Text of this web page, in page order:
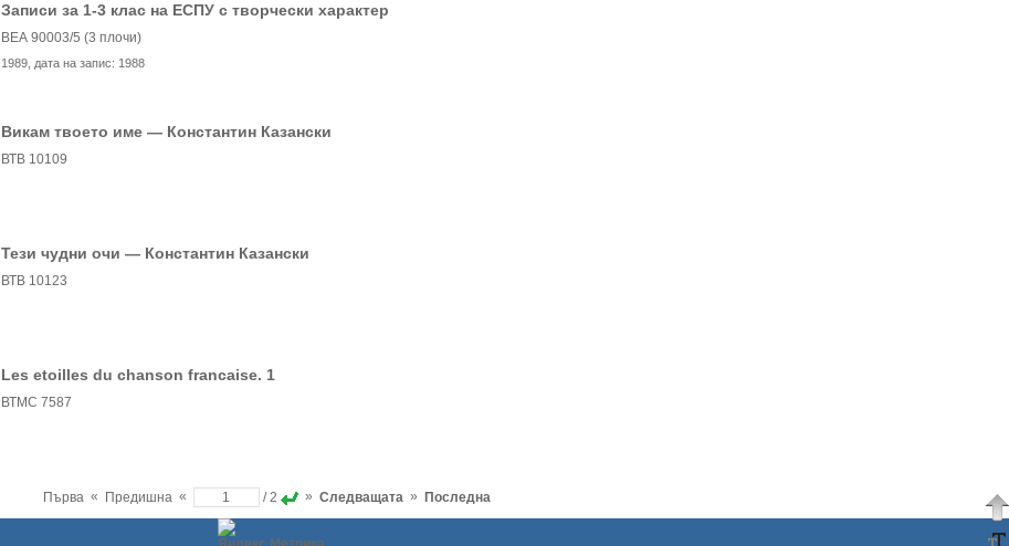
Записи за 1-3 клас на ЕСПУ с творчески характер
ВЕА 90003/5 (3 плочи)
1989 , дата на запис: 1988
Викам твоето име — Константин Казански
ВТВ 10109
Тези чудни очи — Константин Казански
ВТВ 10123
Les etoilles du chanson francaise. 1
ВТМС 7587
Първа « Предишна « / 2 » Следващата » Последна